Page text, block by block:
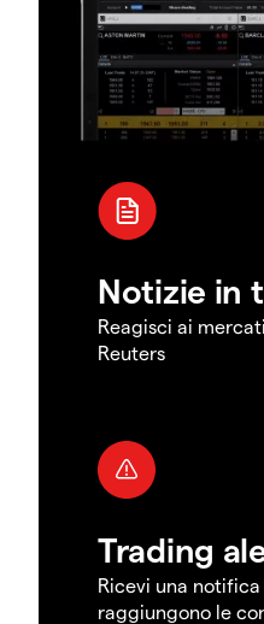
Notizie in
Reagisci ai
Reuters
Trading
Ricevi una
raggiungono le